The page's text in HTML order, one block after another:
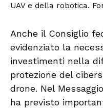
UAV e della robotica.
Anche il Consiglio
evidenziato la
investimenti nella
protezione del
drone. Nel
ha previsto